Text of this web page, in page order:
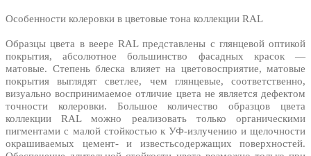
Особенности колеровки в цветовые тона коллекции RAL
Образцы цвета в веере RAL представлены с глянцевой оптикой
покрытия, абсолютное большинство фасадных красок —
матовые. Степень блеска влияет на цветовосприятие, матовые
покрытия выглядят светлее, чем глянцевые, соответственно,
визуально воспринимаемое отличие цвета не является дефектом
точности колеровки. Большое количество образцов цвета
коллекции RAL можно реализовать только органическими
пигментами с малой стойкостью к УФ-излучению и щелочности
окрашиваемых цемент- и известьсодержащих поверхностей.